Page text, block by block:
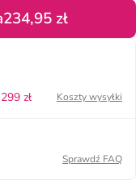
234,95 zł
zł
Koszty wysyłki
Sprawdź FAQ